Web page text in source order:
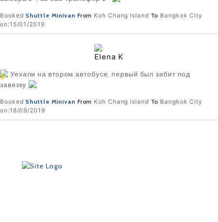
Booked Shuttle Minivan From Koh Chang Island To Bangkok City
on:15/01/2019
Elena K
3
Уехали на втором автобусе, первый был забит под
завязку
Booked Shuttle Minivan From Koh Chang Island To Bangkok City
on:18/09/2019